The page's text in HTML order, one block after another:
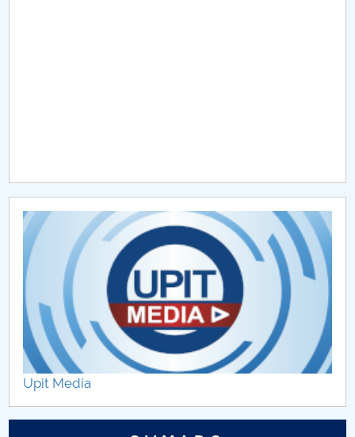
Chestionar angajabilitate ALUMNI – UPB
CAR2026
MENIU CANTINA
Hotărâri Senat din 11 ianuarie 2024
Hotărâri Senat din 27 iunie 2024
Hotărâri Senat din 5 iulie 2024
Hotărâri Senat din 22 iulie 2024
Upit Media